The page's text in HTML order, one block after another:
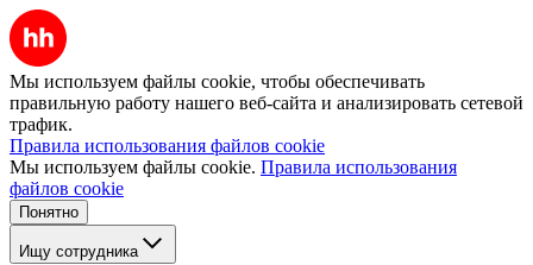
Мы используем файлы cookie, чтобы обеспечивать
правильную работу нашего веб-сайта и анализировать сетевой
трафик.
Правила использования файлов cookie
Мы используем файлы cookie. Правила использования
файлов cookie
Понятно
Ищу сотрудника